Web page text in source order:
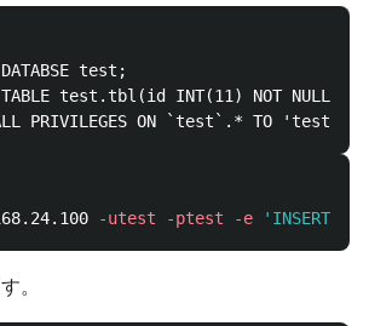
test;
test.tbl(id INT(11) NOT NULL
-utest -ptest -e 'INSERT
。